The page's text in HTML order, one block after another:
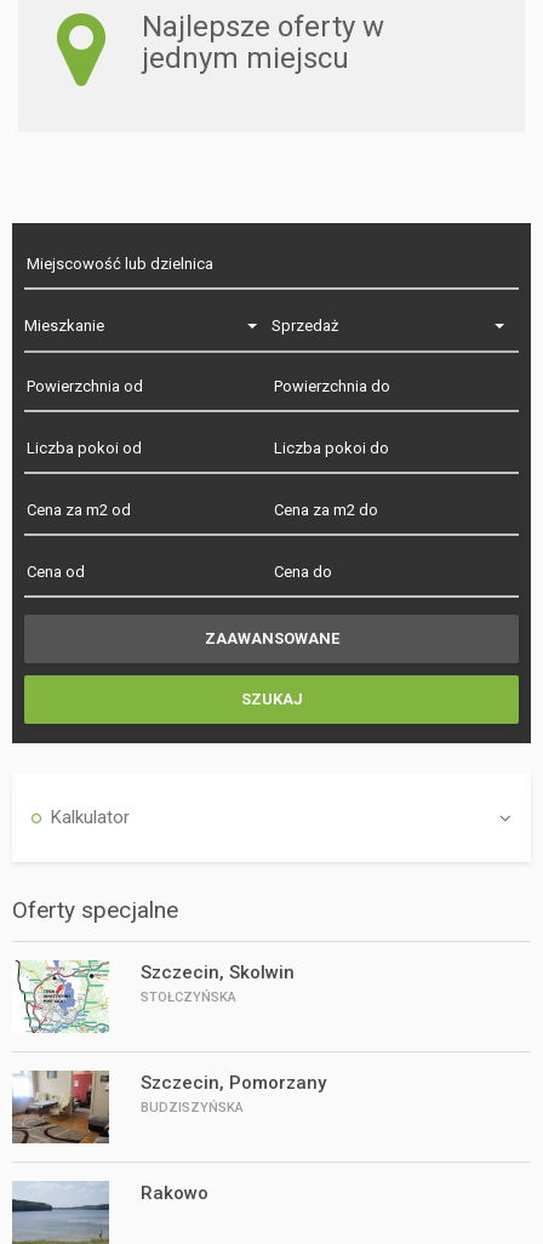
Najlepsze oferty w
jednym miejscu
Mieszkanie Sprzedaż
Kalkulator
Oferty specjalne
Szczecin, Skolwin
STOŁCZYŃSKA
Szczecin, Pomorzany
BUDZISZYŃSKA
Rakowo